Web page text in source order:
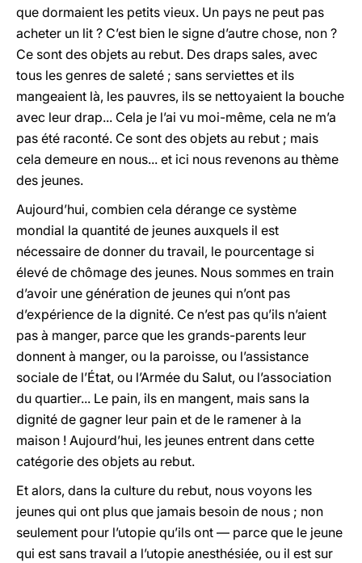
que dormaient les petits vieux. Un pays ne peut pas
acheter un lit ? C’est bien le signe d’autre chose, non ?
Ce sont des objets au rebut. Des draps sales, avec
tous les genres de saleté ; sans serviettes et ils
mangeaient là, les pauvres, ils se nettoyaient la bouche
avec leur drap... Cela je l’ai vu moi-même, cela ne m’a
pas été raconté. Ce sont des objets au rebut ; mais
cela demeure en nous... et ici nous revenons au thème
des jeunes.
Aujourd’hui, combien cela dérange ce système
mondial la quantité de jeunes auxquels il est
nécessaire de donner du travail, le pourcentage si
élevé de chômage des jeunes. Nous sommes en train
d’avoir une génération de jeunes qui n’ont pas
d’expérience de la dignité. Ce n’est pas qu’ils n’aient
pas à manger, parce que les grands-parents leur
donnent à manger, ou la paroisse, ou l’assistance
sociale de l’État, ou l’Armée du Salut, ou l’association
du quartier... Le pain, ils en mangent, mais sans la
dignité de gagner leur pain et de le ramener à la
maison ! Aujourd’hui, les jeunes entrent dans cette
catégorie des objets au rebut.
Et alors, dans la culture du rebut, nous voyons les
jeunes qui ont plus que jamais besoin de nous ; non
seulement pour l’utopie qu’ils ont — parce que le jeune
qui est sans travail a l’utopie anesthésiée, ou il est sur